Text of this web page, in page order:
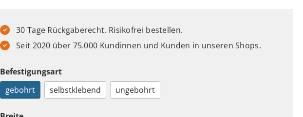
30 Tage Rückgaberecht. Risikofrei bestellen.
Seit 2020 über 75.000 Kundinnen und Kunden in unseren Shops.
Befestigungsart
gebohrt
selbstklebend ungebohrt